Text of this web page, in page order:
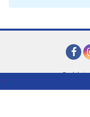
Redaksi